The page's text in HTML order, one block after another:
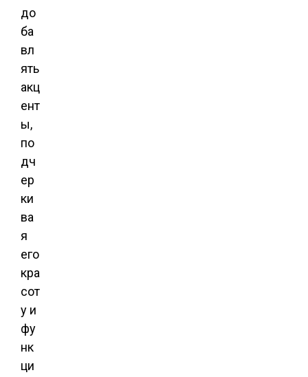
до
ба
вл
ять
акц
ент
ы,
по
дч
ер
ки
ва
я
его
кра
сот
у и
фу
нк
ци